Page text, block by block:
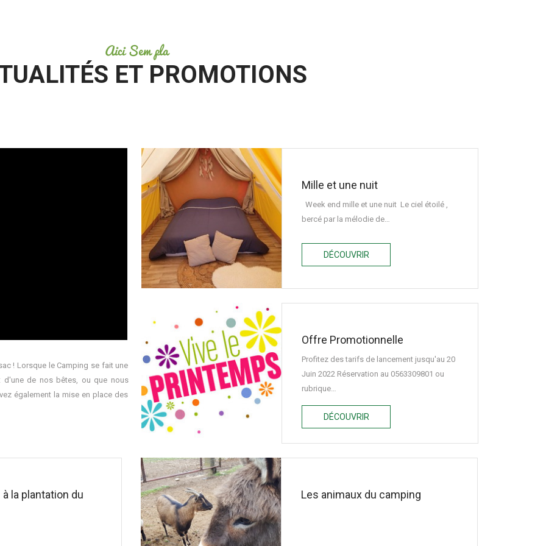
Aici Sem pla
ET PROMOTIONS
! Lorsque le Camping se fait une
d'une de nos bêtes, ou que nous
également la mise en place des
Mille et une nuit
Week end mille et une nuit Le ciel étoilé ,
bercé par la mélodie de…
DÉCOUVRIR
Offre Promotionnelle
Profitez des tarifs de lancement jusqu'au 20
Juin 2022 Réservation au 0563309801 ou
rubrique…
DÉCOUVRIR
la plantation du Les animaux du camping